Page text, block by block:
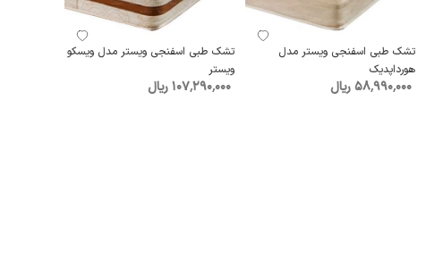
تشک طبی اسفنجی ویستر مدل
هورداپدیک
58٬990٬000 ریال
تشک طبی اسفنجی ویستر مدل ویسکو
ویستر
107٬290٬000 ریال